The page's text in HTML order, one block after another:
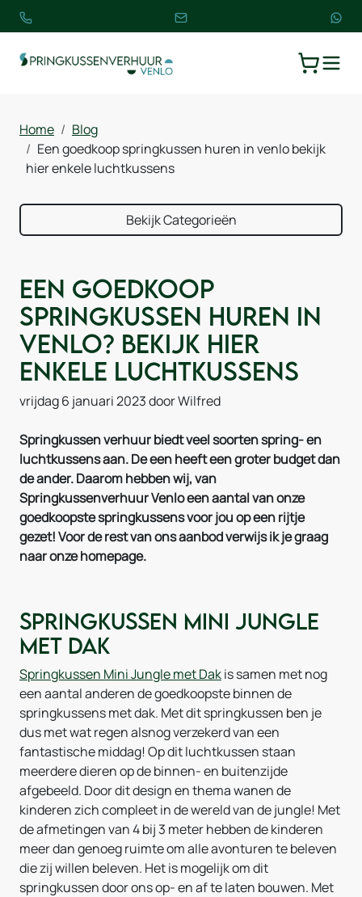
Home
Blog
Een goedkoop springkussen huren in venlo bekijk
hier enkele luchtkussens
Bekijk Categorieën
Een goedkoop
springkussen huren in
Venlo? Bekijk hier
enkele luchtkussens
vrijdag 6 januari 2023door Wilfred
Springkussen verhuur biedt veel soorten spring- en
luchtkussens aan. De een heeft een groter budget dan
de ander. Daarom hebben wij, van
Springkussenverhuur Venlo een aantal van onze
goedkoopste springkussens voor jou op een rijtje
gezet! Voor de rest van ons aanbod verwijs ik je graag
naar onze homepage.
Springkussen Mini Jungle
met Dak
Springkussen Mini Jungle met Dakis samen met nog
een aantal anderen de goedkoopste binnen de
springkussens met dak. Met dit springkussen ben je
dus met wat regen alsnog verzekerd van een
fantastische middag! Op dit luchtkussen staan
meerdere dieren op de binnen- en buitenzijde
afgebeeld. Door dit design en thema wanen de
kinderen zich compleet in de wereld van de jungle! Met
de afmetingen van 4 bij 3 meter hebben de kinderen
meer dan genoeg ruimte om alle avonturen te beleven
die zij willen beleven. Het is mogelijk om dit
springkussen door ons op- en af te laten bouwen. Met